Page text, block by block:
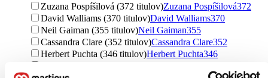
Zuzana Pospíšilová (372 titulov)Zuzana Pospíšilová372
David Walliams (370 titulov)David Walliams370
Neil Gaiman (355 titulov)Neil Gaiman355
Cassandra Clare (352 titulov)Cassandra Clare352
Herbert Puchta (346 titulov)Herbert Puchta346